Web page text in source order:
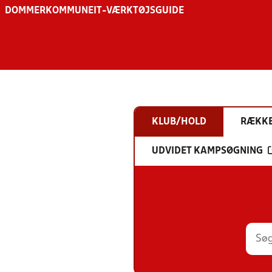
DOMMER KOMMUNE IT-VÆRKTØJSGUIDE
KLUB/HOLD
UDVIDET KAMPSØGNING